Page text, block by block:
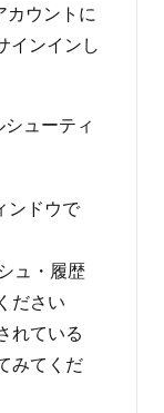
ウントに
インインし
ューティ
ンドウで
ュ・履歴
ださい
れている
みてくだ